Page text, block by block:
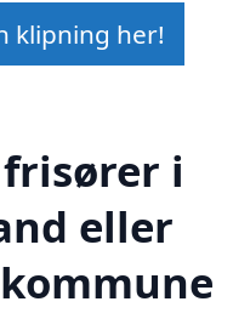
klipning her!
i
eller